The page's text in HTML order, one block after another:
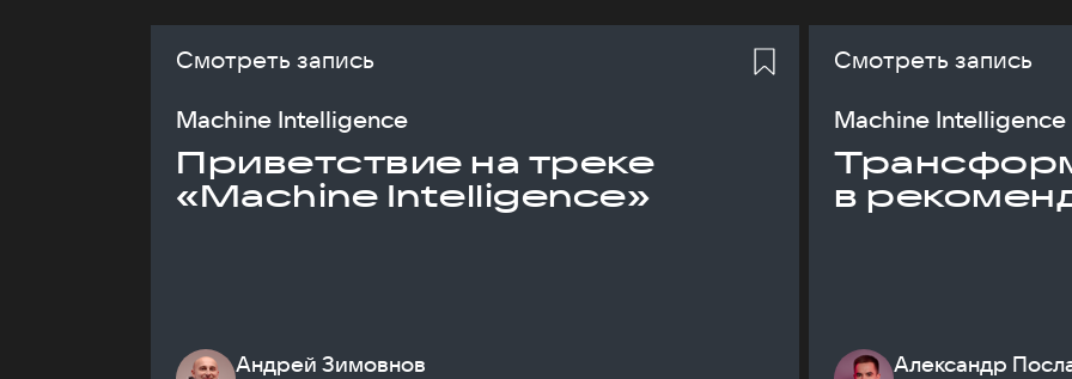
Смотреть запись
Machine Intelligence
Приветствие на треке
«Machine Intelligence»
Андрей Зимовнов
Смотреть запись
Machine Intelligence
в
Александр